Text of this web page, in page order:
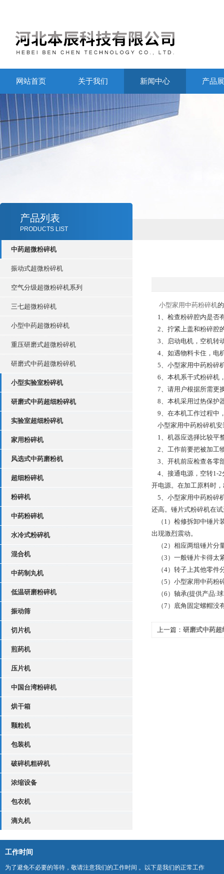
网站首页 关于我们 新闻中心 产品
产品列表
PRODUCTS LIST
中药超微粉碎机
振动式超微粉碎机
空气分级超微粉碎机系列
三七超微粉碎机
小型中药超微粉碎机
重压研磨式超微粉碎机
研磨式中药超微粉碎机
小型实验室粉碎机
研磨式中药超细粉碎机
实验室超细粉碎机
家用粉碎机
风选式中药磨粉机
超细粉碎机
粉碎机
中药粉碎机
水冷式粉碎机
混合机
中药制丸机
低温研磨粉碎机
振动筛
切片机
煎药机
压片机
中国台湾粉碎机
烘干箱
颗粒机
包装机
破碎机粗碎机
浓缩设备
包衣机
滴丸机
小型家用中药粉碎机
1、检查粉碎腔内是否
2、拧紧上盖和粉碎腔
3、启动电机，空机转
4、如遇物料卡住，电
5、小型家用中药粉碎
6、本机系干式粉碎机
7、请用户根据所需更
8、本机采用过热保护
9、在本机工作过程中
小型家用中药粉碎机安
1、机器应选择比较平
2、工作前要把被加工
3、开机前应检查各零
4、接通电源，空转1-2
开电源。在加工原料时
5、小型家用中药粉碎
还高。锤片式粉碎机在
（1）检修拆卸中锤片
出现激烈震动。
（2）相应两组锤片分
（3）一般锤片卡得太
（4）转子上其他零件
（5）小型家用中药粉
（6）轴承(提供产品:球
（7）底角固定螺帽没
上一篇： 研磨式中药超
工作时间
为了避免不必要的等待，敬请注意我们的工作时间 。以下是我们的正常工作